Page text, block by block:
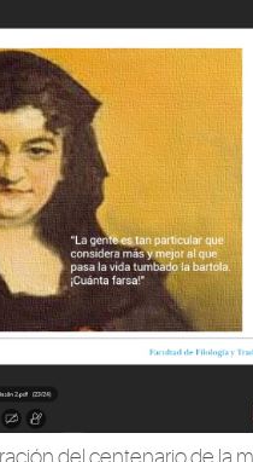
del centenario de la